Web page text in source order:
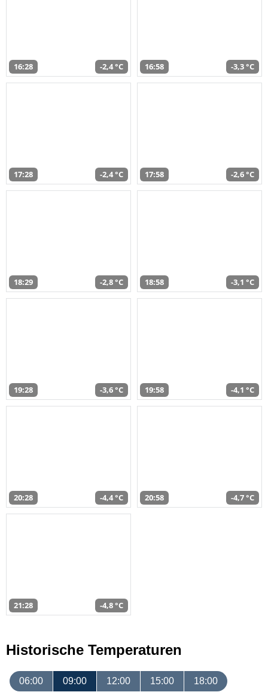
16:28 -2,4 °C 16:58 -3,3 °C
17:28 -2,4 °C 17:58 -2,6 °C
18:29 -2,8 °C 18:58 -3,1 °C
19:28 -3,6 °C 19:58 -4,1 °C
20:28 -4,4 °C 20:58 -4,7 °C
21:28 -4,8 °C
Historische Temperaturen
06:00 09:00 12:00 15:00 18:00